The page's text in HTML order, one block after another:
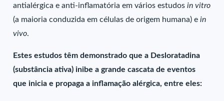
antialérgica e anti-inflamatória em vários estudosin vitro
(a maioria conduzida em células de origem humana) ein
vivo.
Estes estudos têm demonstrado que a Desloratadina
(substância ativa) inibe a grande cascata de eventos
que inicia e propaga a inflamação alérgica, entre eles: